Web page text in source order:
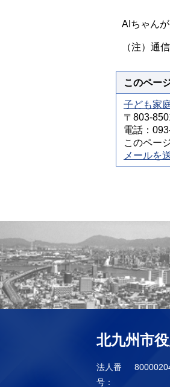
AIちゃん
（注）通
このペー
子ども家
〒803-
電話：
このペー
メールを
北九州市役
法人番
号：